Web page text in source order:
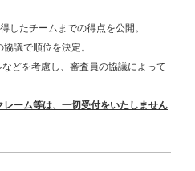
したチームまでの得点を公開。
議で順位を決定。
どを考慮し、審査員の協議によって
レーム等は、一切受付をいたしません